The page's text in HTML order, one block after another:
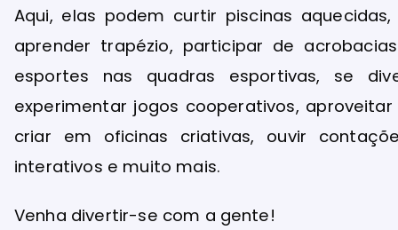
Aqui, elas podem curtir piscinas
aprender trapézio, participar de
esportes nas quadras esportivas, se
experimentar jogos cooperativos,
criar em oficinas criativas, ouvir
interativos e muito mais.
Venha divertir-se com a gente!